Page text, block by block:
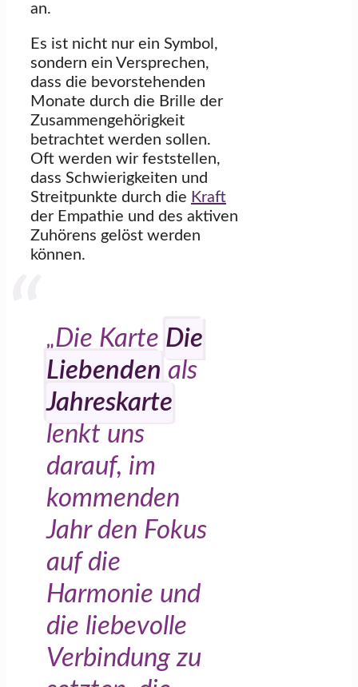
an.
Es ist nicht nur ein Symbol,
sondern ein Versprechen,
dass die bevorstehenden
Monate durch die Brille der
Zusammengehörigkeit
betrachtet werden sollen.
Oft werden wir feststellen,
dass Schwierigkeiten und
Streitpunkte durch die Kraft
der Empathie und des aktiven
Zuhörens gelöst werden
können.
„Die Karte Die
Liebenden als
Jahreskarte
lenkt uns
darauf, im
kommenden
Jahr den Fokus
auf die
Harmonie und
die liebevolle
Verbindung zu